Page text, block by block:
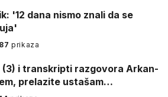
'12 dana nismo znali da se
prikaza
(3) i transkripti razgovora Arkan-
prelazite ustašam…